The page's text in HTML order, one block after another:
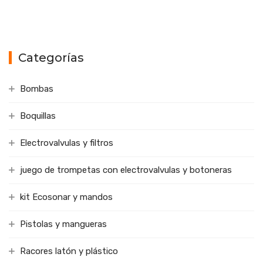
Categorías
Bombas
Boquillas
Electrovalvulas y filtros
juego de trompetas con electrovalvulas y botoneras
kit Ecosonar y mandos
Pistolas y mangueras
Racores latón y plástico